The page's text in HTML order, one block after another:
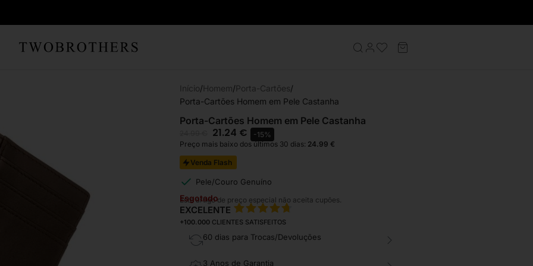
Início Homem Porta-Cartões
Porta-Cartões Homem em Pele Castanha
Porta-Cartões Homem em Pele Castanha
21.24 €
-15%
Preço mais baixo dos últimos 30 dias: 24.99 €
Venda Flash
Pele/Couro Genuíno
Este artigo de preço especial não aceita cupões.
Esgotado
EXCELENTE
+100.000 CLIENTES SATISFEITOS
60 dias para Trocas/Devoluções
3 Anos de Garantia